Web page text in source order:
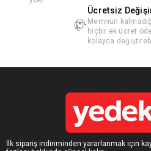
Ücretsiz
Memnun
hiçbir ek ücret
kolayca
İlk sipariş indiriminden yararlanmak için